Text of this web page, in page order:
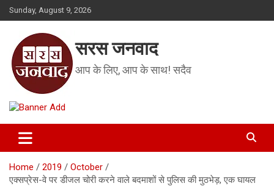
Skip
to
Sunday, August 9, 2026
सरस जनवाद
आप के लिए, आप के साथ! सदैव
Home 2019
October
एक्सप्रेस-वे पर डीजल चोरी करने वाले बदमाशों से पुलिस की मुठभेड़, एक घायल